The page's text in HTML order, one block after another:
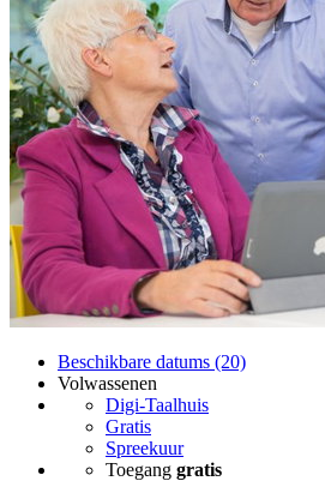
Beschikbare datums (20)
Volwassenen
Digi-Taalhuis
Gratis
Spreekuur
Toegang gratis